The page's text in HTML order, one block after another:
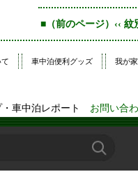
■（前のページ）‹‹ 紋
車中泊便利グッズ 我が
・車中泊レポート お問い合